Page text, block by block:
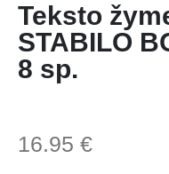
Teksto
STABILO
8 sp.
16.95 €